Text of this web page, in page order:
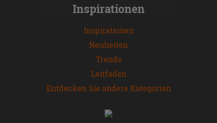
Inspirationen
Inspirationen
Neuheiten
Trends
Leitfaden
Entdecken Sie andere Kategorien